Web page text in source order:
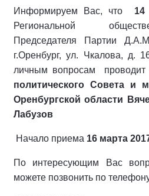
Информируем Вас, что
Региональной
Председателя Партии
г.Оренбург, ул. Чкалова, д.
личным вопросам
политического Совета и
Оренбургской области
Лабузов
Начало приема 16 марта
По интересующим Вас
можете позвонить по